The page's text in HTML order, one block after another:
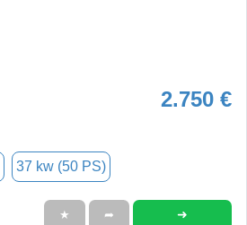
2.750 €
37 kw (50 PS)
★ ➦ ➜